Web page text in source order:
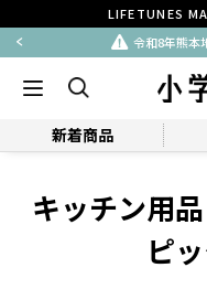
LIFETUNES
令和8年熊本
新着商品
キッチン用
ピ